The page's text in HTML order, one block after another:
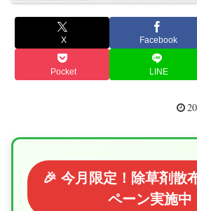
X Facebook
Pocket LINE
🎉 今月限定！除草剤散
ペーン実施中